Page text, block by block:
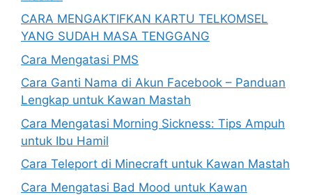
CARA MENGAKTIFKAN KARTU TELKOMSEL
YANG SUDAH MASA TENGGANG
Cara Mengatasi PMS
Cara Ganti Nama di Akun Facebook – Panduan
Lengkap untuk Kawan Mastah
Cara Mengatasi Morning Sickness: Tips Ampuh
untuk Ibu Hamil
Cara Teleport di Minecraft untuk Kawan Mastah
Cara Mengatasi Bad Mood untuk Kawan